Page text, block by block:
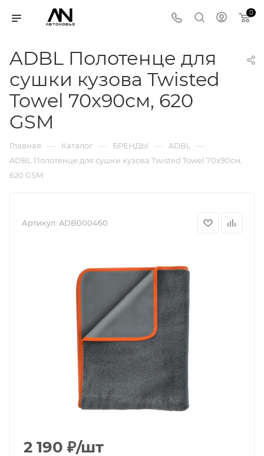
0
ADBL Полотенце для
сушки кузова Twisted
Towel 70x90см, 620
GSM
Главная — Каталог — БРЕНДЫ — ADBL —
ADBL Полотенце для сушки кузова Twisted Towel 70x90см,
620 GSM
Артикул: ADB000460
2 190 ₽/шт